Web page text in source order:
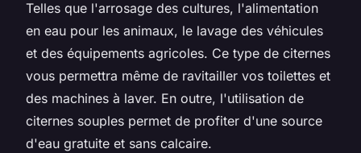
Telles que l'arrosage des cultures, l'alimentation
en eau pour les animaux, le lavage des véhicules
et des équipements agricoles. Ce type de citernes
vous permettra même de ravitailler vos toilettes et
des machines à laver. En outre, l'utilisation de
citernes souples permet de profiter d'une source
d'eau gratuite et sans calcaire.